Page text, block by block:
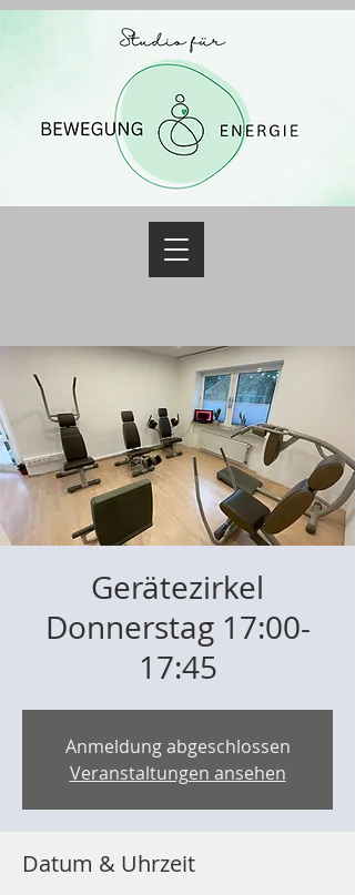
Gerätezirkel
Donnerstag 17:00-
17:45
Anmeldung abgeschlossen
Veranstaltungen ansehen
Datum & Uhrzeit